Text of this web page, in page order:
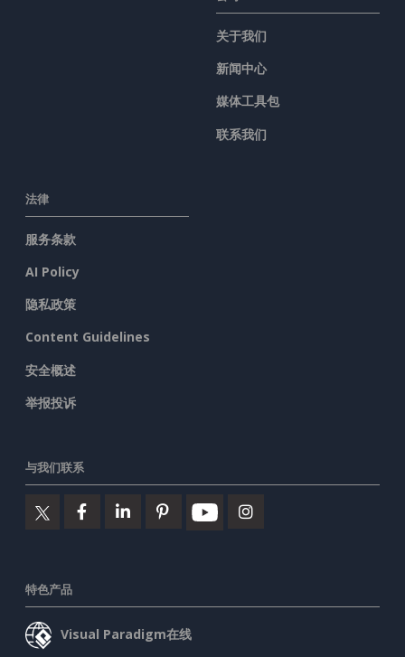
关于我们
新闻中心
媒体工具包
联系我们
法律
服务条款
AI Policy
隐私政策
Content Guidelines
安全概述
举报投诉
与我们联系
特色产品
Visual Paradigm在线